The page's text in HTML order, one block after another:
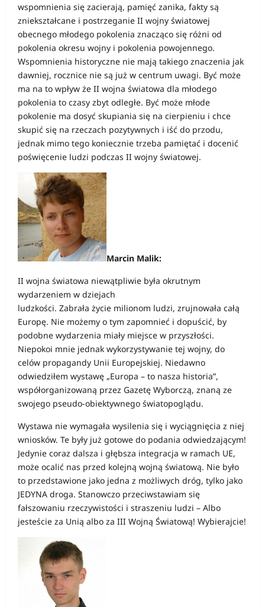
wspomnienia się zacierają, pamięć zanika, fakty są
zniekształcane i postrzeganie II wojny światowej
obecnego młodego pokolenia znacząco się różni od
pokolenia okresu wojny i pokolenia powojennego.
Wspomnienia historyczne nie mają takiego znaczenia jak
dawniej, rocznice nie są już w centrum uwagi. Być może
ma na to wpływ że II wojna światowa dla młodego
pokolenia to czasy zbyt odległe. Być może młode
pokolenie ma dosyć skupiania się na cierpieniu i chce
skupić się na rzeczach pozytywnych i iść do przodu,
jednak mimo tego koniecznie trzeba pamiętać i docenić
poświęcenie ludzi podczas II wojny światowej.
Marcin Malik:
II wojna światowa niewątpliwie była okrutnym
wydarzeniem w dziejach
ludzkości. Zabrała życie milionom ludzi, zrujnowała całą
Europę. Nie możemy o tym zapomnieć i dopuścić, by
podobne wydarzenia miały miejsce w przyszłości.
Niepokoi mnie jednak wykorzystywanie tej wojny, do
celów propagandy Unii Europejskiej. Niedawno
odwiedziłem wystawę „Europa – to nasza historia”,
współorganizowaną przez Gazetę Wyborczą, znaną ze
swojego pseudo-obiektywnego światopoglądu.
Wystawa nie wymagała wysilenia się i wyciągnięcia z niej
wniosków. Te były już gotowe do podania odwiedzającym!
Jedynie coraz dalsza i głębsza integracja w ramach UE,
może ocalić nas przed kolejną wojną światową. Nie było
to przedstawione jako jedna z możliwych dróg, tylko jako
JEDYNA droga. Stanowczo przeciwstawiam się
fałszowaniu rzeczywistości i straszeniu ludzi – Albo
jesteście za Unią albo za III Wojną Światową! Wybierajcie!